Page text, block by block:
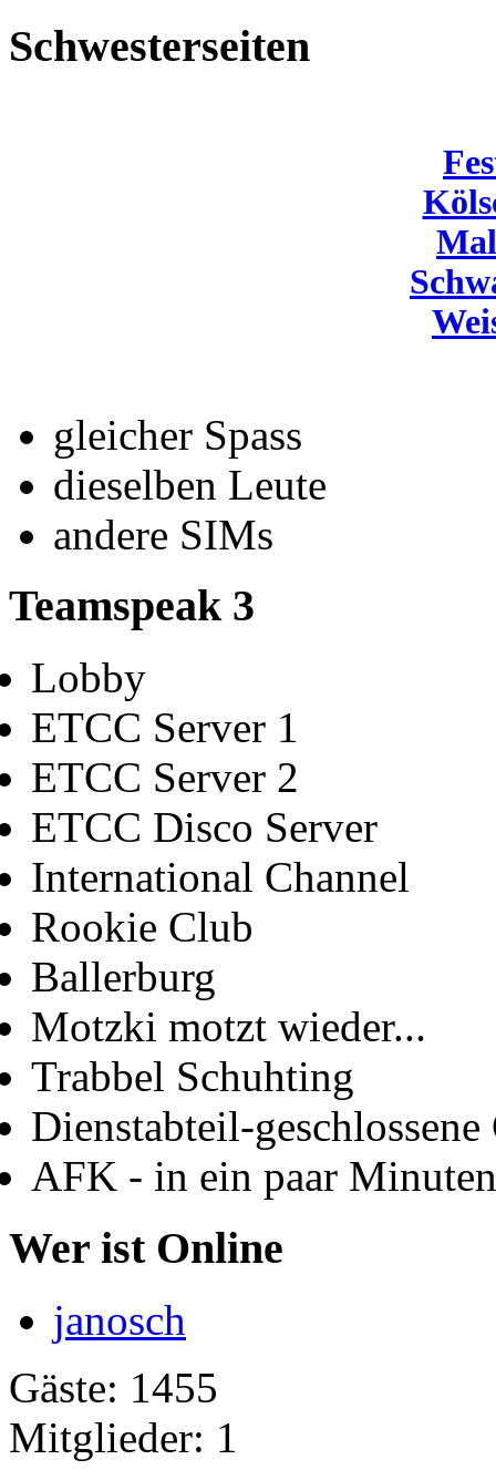
Schwesterseiten
gleicher Spass
dieselben Leute
andere SIMs
Teamspeak 3
Lobby
ETCC Server 1
ETCC Server 2
ETCC Disco Server
International Channel
Rookie Club
Ballerburg
Motzki motzt wieder...
Trabbel Schuhting
Dienstabteil-geschlossene
AFK - in ein paar
Wer ist Online
janosch
Gäste: 1455
Mitglieder: 1